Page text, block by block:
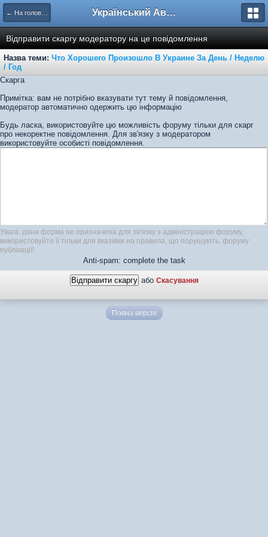
← На головну Український Автоклуб ВАЗ
Відправити скаргу модератору на це повідомлення
Назва теми: Что Хорошего Произошло В Украине За День / Неделю
/ Год
Скарга
Примітка: вам не потрібно вказувати тут тему й повідомлення,
модератор автоматично одержить цю інформацію
Будь ласка, використовуйте цю можливість форуму тільки для скарг
про некоректне повідомлення. Для зв'язку з модератором
використовуйте особисті повідомлення.
Увага: дана форма не призначена для зв'язку з адміністрацією форуму,
використовуйте її тільки для вказівки на правила, що порушують, форуму
публікації!
Anti-spam: complete the task
або Скасування
Повна версія